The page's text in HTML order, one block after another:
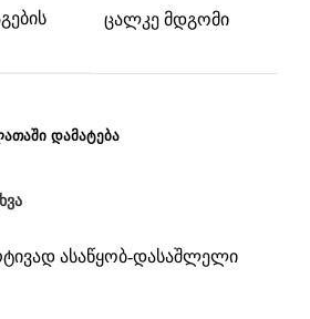
ცალკე მდგომი
ᲓᲐᲛᲐᲢᲔᲑᲐ
ასაწყობ-დასაშლელი